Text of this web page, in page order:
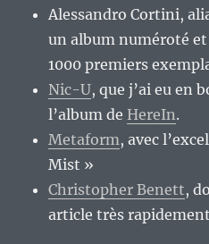
Alessandro Cortini,
un album numéroté
1000 premiers
Nic-U, que j’ai eu en
l’album de HereIn.
Metaform, avec
Mist »
Christopher Benett,
article très